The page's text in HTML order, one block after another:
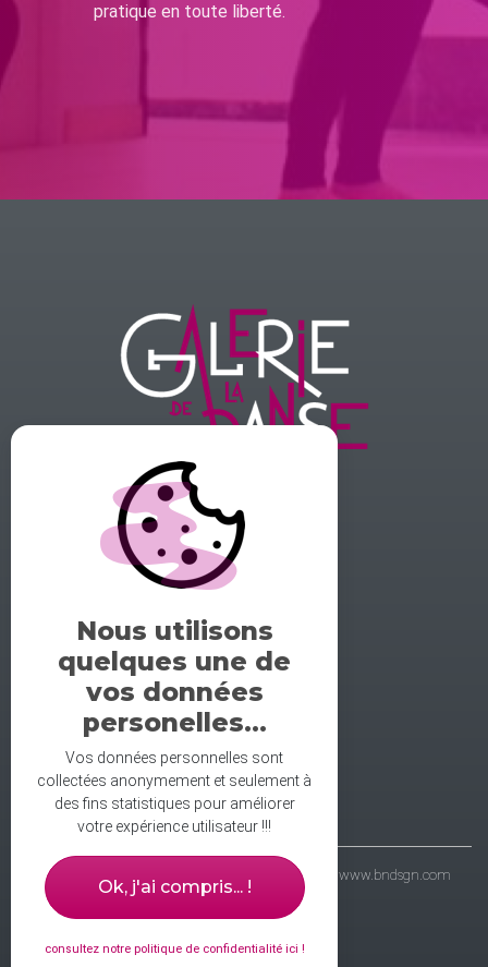
pratique en toute liberté.
GALERIE DE LA DANSE
1 rue midol 25000 Besançon
tel: 06.71.93.54.75
contact@galeriedeladanse.fr
facebook/galeriedeladanse
instagram/lagaleriedeladanse
- galerie de la danse © 2021 - wbdsgn & wbdvp : www.bndsgn.com
Nous utilisons
quelques une de
vos données
personelles...
Vos données personnelles sont
collectées anonymement et seulement à
des fins statistiques pour améliorer
votre expérience utilisateur !!!
Ok, j'ai compris... !
consultez notre politique de confidentialité ici !